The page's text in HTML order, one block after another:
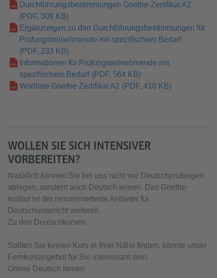
Durchführungsbestimmungen Goethe-Zertifikat A2
(PDF, 309 KB)
Ergänzungen zu den Durchführungsbestimmungen für
Prüfungsteilnehmende mit spezifischem Bedarf
(PDF, 233 KB)
Informationen für Prüfungsteilnehmende mit
spezifischem Bedarf (PDF, 564 KB)
Wortliste Goethe-Zertifikat A2 (PDF, 410 KB)
WOLLEN SIE SICH INTENSIVER
VORBEREITEN?
Natürlich können Sie bei uns nicht nur Deutschprüfungen
ablegen, sondern auch Deutsch lernen. Das Goethe-
Institut ist der renommierteste Anbieter für
Deutschunterricht weltweit.
Zu den Deutschkursen
Sollten Sie keinen Kurs in Ihrer Nähe finden, könnte unser
Fernkursangebot für Sie interessant sein.
Online Deutsch lernen